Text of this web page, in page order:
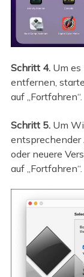
Schritt 4.Um es
entfernen,
auf „Fortfahren“.
Schritt 5.Um
entsprechender
oder neuere
auf „Fortfahren“.